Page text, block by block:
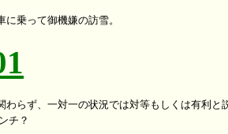
わらず、一対一の状況では対等もしくは有利と
チ？